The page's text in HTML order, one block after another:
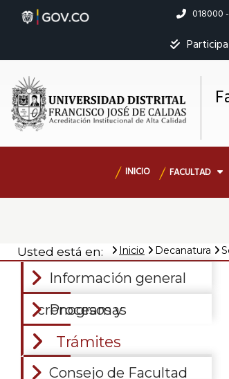
Linea
018000
Participa
Navegación
principal
INICIO FACULTAD
Usted está en: Inicio Decanatura
Información general
Procesos y cronogramas
Trámites
Consejo de Facultad